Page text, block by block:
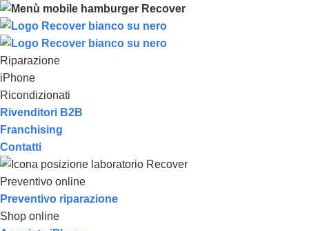
Riparazione
iPhone
Ricondizionati
Rivenditori B2B
Franchising
Contatti
Preventivo online
Preventivo riparazione
Shop online